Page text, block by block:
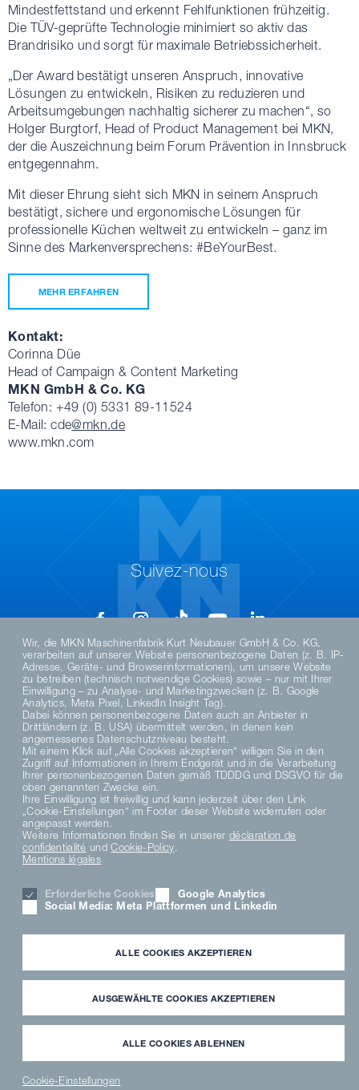
Mindestfettstand und erkennt Fehlfunktionen frühzeitig.
Die TÜV-geprüfte Technologie minimiert so aktiv das
Brandrisiko und sorgt für maximale Betriebssicherheit.
„Der Award bestätigt unseren Anspruch, innovative
Lösungen zu entwickeln, Risiken zu reduzieren und
Arbeitsumgebungen nachhaltig sicherer zu machen“, so
Holger Burgtorf, Head of Product Management bei MKN,
der die Auszeichnung beim Forum Prävention in Innsbruck
entgegennahm.
Mit dieser Ehrung sieht sich MKN in seinem Anspruch
bestätigt, sichere und ergonomische Lösungen für
professionelle Küchen weltweit zu entwickeln – ganz im
Sinne des Markenversprechens: #BeYourBest.
MEHR ERFAHREN
Kontakt:
Corinna Düe
Head of Campaign & Content Marketing
MKN GmbH & Co. KG
Telefon: +49 (0) 5331 89-11524
E-Mail: cde@mkn.de
www.mkn.com
Suivez-nous
DE
DATENSCHUTZHINWEISE
DATENSCHUTZERKLÄRUNG SOCIAL MEDIA
AVIS DE CONFIDENTIALITÉ
MATERIAL COMPLIANCE
HINWEISGEBERSYSTEM
KARRIERE
MENTION LÉGALE
TÉLÉCHARGEMENT
FREMDFIRMENHINWEISE
Wir, die MKN Maschinenfabrik Kurt Neubauer GmbH & Co. KG,
verarbeiten auf unserer Website personenbezogene Daten (z. B. IP-
Adresse, Geräte- und Browserinformationen), um unsere Website
zu betreiben (technisch notwendige Cookies) sowie – nur mit Ihrer
Einwilligung – zu Analyse- und Marketingzwecken (z. B. Google
Analytics, Meta Pixel, LinkedIn Insight Tag).
Dabei können personenbezogene Daten auch an Anbieter in
Drittländern (z. B. USA) übermittelt werden, in denen kein
angemessenes Datenschutzniveau besteht.
Mit einem Klick auf „Alle Cookies akzeptieren“ willigen Sie in den
Zugriff auf Informationen in Ihrem Endgerät und in die Verarbeitung
Ihrer personenbezogenen Daten gemäß TDDDG und DSGVO für die
oben genannten Zwecke ein.
Ihre Einwilligung ist freiwillig und kann jederzeit über den Link
„Cookie-Einstellungen“ im Footer dieser Website widerrufen oder
angepasst werden.
Weitere Informationen finden Sie in unsererdéclaration de
confidentialité undCookie-Policy.
Mentions légales
Erforderliche Cookies
Google Analytics
Social Media: Meta Plattformen und Linkedin
ALLE COOKIES AKZEPTIEREN
AUSGEWÄHLTE COOKIES AKZEPTIEREN
ALLE COOKIES ABLEHNEN
Cookie-Einstellungen